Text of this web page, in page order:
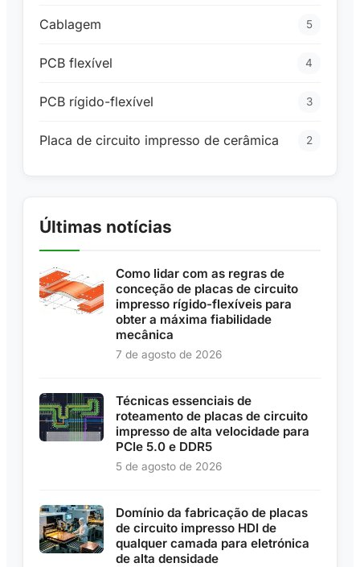
Cablagem 5
PCB flexível 4
PCB rígido-flexível 3
Placa de circuito impresso de cerâmica 2
Últimas notícias
Como lidar com as regras de
conceção de placas de circuito
impresso rígido-flexíveis para
obter a máxima fiabilidade
mecânica
7 de agosto de 2026
Técnicas essenciais de
roteamento de placas de circuito
impresso de alta velocidade para
PCIe 5.0 e DDR5
5 de agosto de 2026
Domínio da fabricação de placas
de circuito impresso HDI de
qualquer camada para eletrónica
de alta densidade